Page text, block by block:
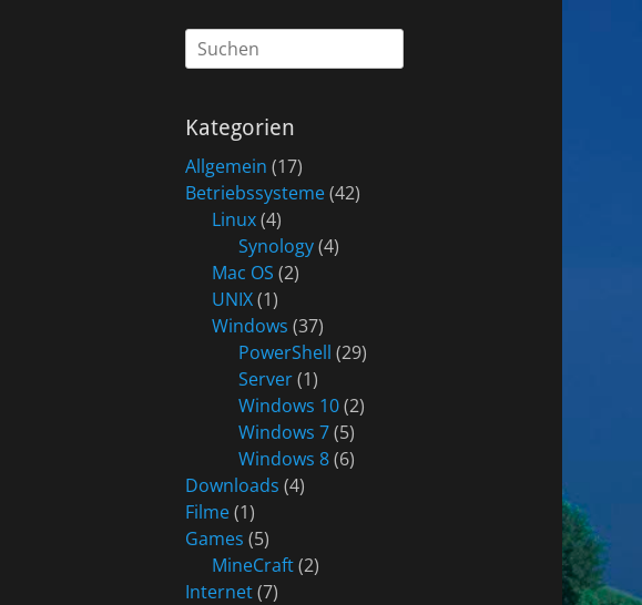
Suchen
nach:
Kategorien
Allgemein (17)
Betriebssysteme(42)
Linux(4)
Synology(4)
Mac OS (2)
UNIX(1)
Windows (37)
PowerShell (29)
Server(1)
Windows 10(2)
Windows 7(5)
Windows 8(6)
Downloads (4)
Filme(1)
Games (5)
MineCraft(2)
Internet(7)